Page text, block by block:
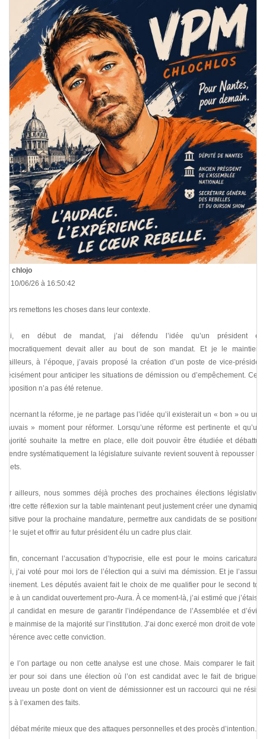
chlojo
Le 10/06/26 à 16:50:42
Alors remettons les choses dans leur contexte.
Oui, en début de mandat, j’ai défendu l’idée qu’un président élu
démocratiquement devait aller au bout de son mandat. Et je le maintiens.
D’ailleurs, à l’époque, j’avais proposé la création d’un poste de vice-président
précisément pour anticiper les situations de démission ou d’empêchement. Cette
proposition n’a pas été retenue.
Concernant la réforme, je ne partage pas l’idée qu’il existerait un « bon » ou un «
mauvais » moment pour réformer. Lorsqu’une réforme est pertinente et qu’une
majorité souhaite la mettre en place, elle doit pouvoir être étudiée et débattue.
Attendre systématiquement la législature suivante revient souvent à repousser les
sujets.
Par ailleurs, nous sommes déjà proches des prochaines élections législatives.
Mettre cette réflexion sur la table maintenant peut justement créer une dynamique
positive pour la prochaine mandature, permettre aux candidats de se positionner
sur le sujet et offrir au futur président élu un cadre plus clair.
Enfin, concernant l’accusation d’hypocrisie, elle est pour le moins caricaturale.
Oui, j’ai voté pour moi lors de l’élection qui a suivi ma démission. Et je l’assume
pleinement. Les députés avaient fait le choix de me qualifier pour le second tour
face à un candidat ouvertement pro-Aura. À ce moment-là, j’ai estimé que j’étais le
seul candidat en mesure de garantir l’indépendance de l’Assemblée et d’éviter
une mainmise de la majorité sur l’institution. J’ai donc exercé mon droit de vote en
cohérence avec cette conviction.
Que l’on partage ou non cette analyse est une chose. Mais comparer le fait de
voter pour soi dans une élection où l’on est candidat avec le fait de briguer à
nouveau un poste dont on vient de démissionner est un raccourci qui ne résiste
pas à l’examen des faits.
Le débat mérite mieux que des attaques personnelles et des procès d’intention.